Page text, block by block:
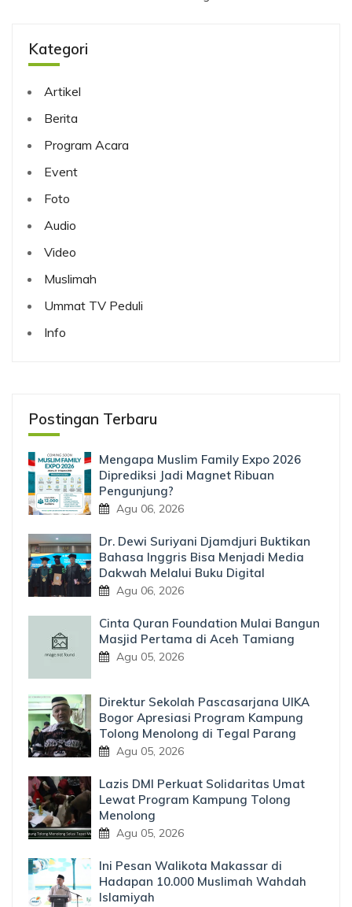
Kategori
Artikel
Berita
Program Acara
Event
Foto
Audio
Video
Muslimah
Ummat TV Peduli
Info
Postingan Terbaru
Mengapa Muslim Family Expo 2026
Diprediksi Jadi Magnet Ribuan
Pengunjung?
Agu 06, 2026
Dr. Dewi Suriyani Djamdjuri Buktikan
Bahasa Inggris Bisa Menjadi Media
Dakwah Melalui Buku Digital
Agu 06, 2026
Cinta Quran Foundation Mulai Bangun
Masjid Pertama di Aceh Tamiang
Agu 05, 2026
Direktur Sekolah Pascasarjana UIKA
Bogor Apresiasi Program Kampung
Tolong Menolong di Tegal Parang
Agu 05, 2026
Lazis DMI Perkuat Solidaritas Umat
Lewat Program Kampung Tolong
Menolong
Agu 05, 2026
Ini Pesan Walikota Makassar di
Hadapan 10.000 Muslimah Wahdah
Islamiyah